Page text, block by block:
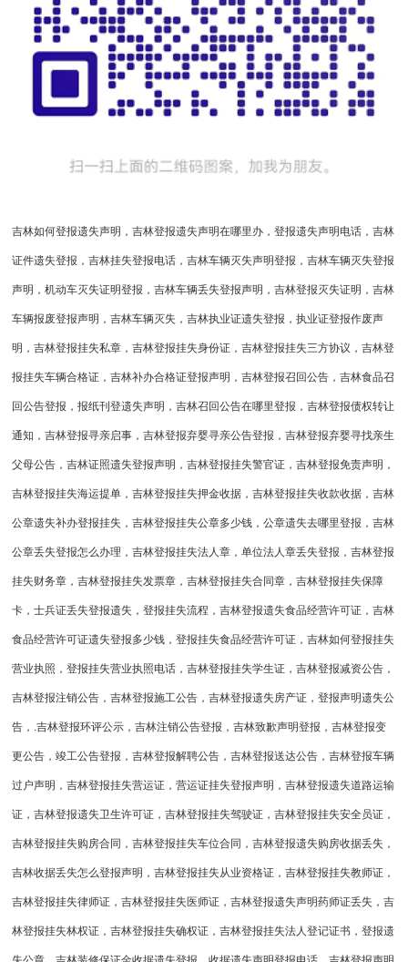
吉林如何登报遗失声明，吉林登报遗失声明在哪里办，登报遗失声明电话，吉林
证件遗失登报，吉林挂失登报电话，吉林车辆灭失声明登报，吉林车辆灭失登报
声明，机动车灭失证明登报，吉林车辆丢失登报声明，吉林登报灭失证明，吉林
车辆报废登报声明，吉林车辆灭失，吉林执业证遗失登报，执业证登报作废声
明，吉林登报挂失私章，吉林登报挂失身份证，吉林登报挂失三方协议，吉林登
报挂失车辆合格证，吉林补办合格证登报声明，吉林登报召回公告，吉林食品召
回公告登报，报纸刊登遗失声明，吉林召回公告在哪里登报，吉林登报债权转让
通知，吉林登报寻亲启事，吉林登报弃婴寻亲公告登报，吉林登报弃婴寻找亲生
父母公告，吉林证照遗失登报声明，吉林登报挂失警官证，吉林登报免责声明，
吉林登报挂失海运提单，吉林登报挂失押金收据，吉林登报挂失收款收据，吉林
公章遗失补办登报挂失，吉林登报挂失公章多少钱，公章遗失去哪里登报，吉林
公章丢失登报怎么办理，吉林登报挂失法人章，单位法人章丢失登报，吉林登报
挂失财务章，吉林登报挂失发票章，吉林登报挂失合同章，吉林登报挂失保障
卡，士兵证丢失登报遗失，登报挂失流程，吉林登报遗失食品经营许可证，吉林
食品经营许可证遗失登报多少钱，登报挂失食品经营许可证，吉林如何登报挂失
营业执照，登报挂失营业执照电话，吉林登报挂失学生证，吉林登报减资公告，
吉林登报注销公告，吉林登报施工公告，吉林登报遗失房产证，登报声明遗失公
告，.吉林登报环评公示，吉林注销公告登报，吉林致歉声明登报，吉林登报变
更公告，竣工公告登报，吉林登报解聘公告，吉林登报送达公告，吉林登报车辆
过户声明，吉林登报挂失营运证，营运证挂失登报声明，吉林登报遗失道路运输
证，吉林登报遗失卫生许可证，吉林登报挂失驾驶证，吉林登报挂失安全员证，
吉林登报挂失购房合同，吉林登报挂失车位合同，吉林登报遗失购房收据丢失，
吉林收据丢失怎么登报声明，吉林登报挂失从业资格证，吉林登报挂失教师证，
吉林登报挂失律师证，吉林登报挂失医师证，吉林登报遗失声明药师证丢失，吉
林登报挂失林权证，吉林登报挂失确权证，吉林登报挂失法人登记证书，登报遗